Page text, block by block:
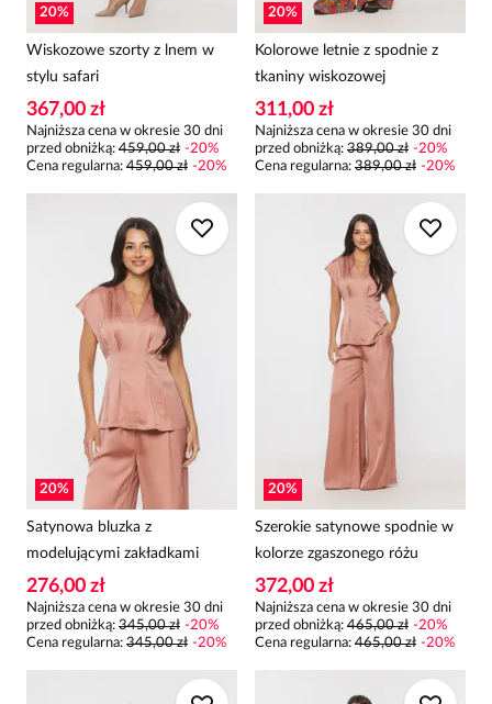
20%
Wiskozowe szorty z lnem w
stylu safari
367,00 zł
Najniższa cena w okresie 30 dni
przed obniżką: 459,00 zł -20%
Cena regularna: 459,00 zł -20%
20%
Kolorowe letnie z spodnie z
tkaniny wiskozowej
311,00 zł
Najniższa cena w okresie 30 dni
przed obniżką: 389,00 zł -20%
Cena regularna: 389,00 zł -20%
20%
Satynowa bluzka z
modelującymi zakładkami
276,00 zł
Najniższa cena w okresie 30 dni
przed obniżką: 345,00 zł -20%
Cena regularna: 345,00 zł -20%
20%
Szerokie satynowe spodnie w
kolorze zgaszonego różu
372,00 zł
Najniższa cena w okresie 30 dni
przed obniżką: 465,00 zł -20%
Cena regularna: 465,00 zł -20%